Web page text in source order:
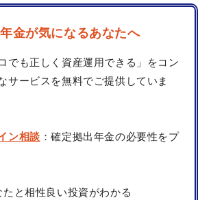
金が気になるあなたへ
でも正しく資産運用できる」をコン
サービスを無料でご提供していま
ン相談 ：確定拠出年金の必要性をプ
たと相性良い投資がわかる